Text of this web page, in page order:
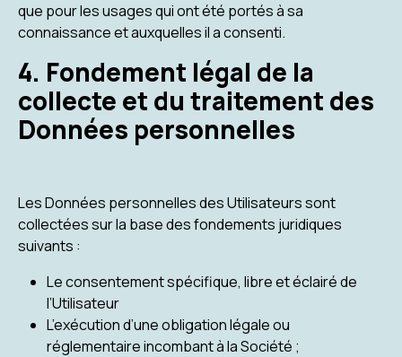
que pour les usages qui ont été portés à sa
connaissance et auxquelles il a consenti.
4. Fondement légal de la
collecte et du traitement des
Données personnelles
Les Données personnelles des Utilisateurs sont
collectées sur la base des fondements juridiques
suivants :
Le consentement spécifique, libre et éclairé de
l’Utilisateur
L’exécution d’une obligation légale ou
réglementaire incombant à la Société ;